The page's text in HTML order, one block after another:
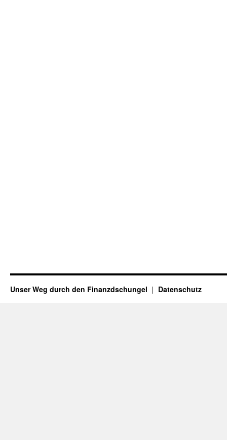
Unser Weg durch den Finanzdschungel Datenschutz